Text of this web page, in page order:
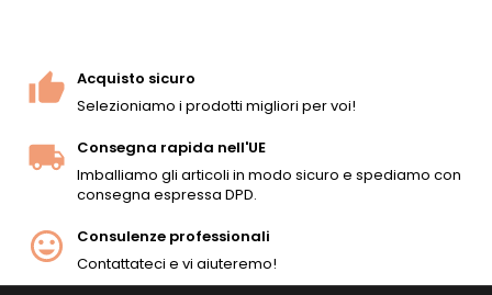
Acquisto sicuro
Selezioniamo i prodotti migliori per voi!
Consegna rapida nell'UE
Imballiamo gli articoli in modo sicuro e spediamo con
consegna espressa DPD.
Consulenze professionali
Contattateci e vi aiuteremo!